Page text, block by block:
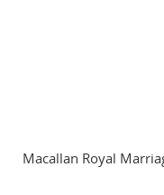
Macallan Royal